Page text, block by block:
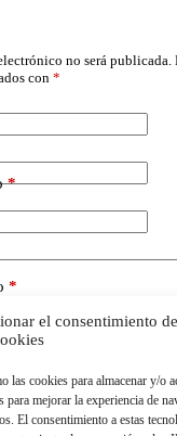
el consentimiento de
las cookies para almacenar y/o
mejorar la experiencia de
El consentimiento a estas
no será publicada.
con *
*
*